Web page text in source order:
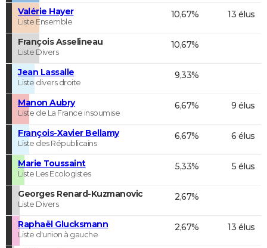
Valérie Hayer
Liste Ensemble
10,67% 13 élus
François Asselineau
Liste Divers
10,67%
Jean Lassalle
Liste divers droite
9,33%
Manon Aubry
Liste de La France insoumise
6,67% 9 élus
François-Xavier Bellamy
Liste des Républicains
6,67% 6 élus
Marie Toussaint
Liste Les Ecologistes
5,33% 5 élus
Georges Renard-Kuzmanovic
Liste Divers
2,67%
Raphaël Glucksmann
Liste d'union à gauche
2,67% 13 élus